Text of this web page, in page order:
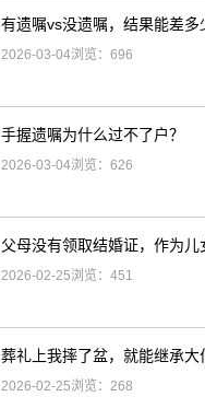
有遗嘱vs没遗嘱，结果能差多
2026-03-04浏览：696
手握遗嘱为什么过不了户？
2026-03-04浏览：626
2026-02-25浏览：451
葬礼上我摔了盆，就能继承大
2026-02-25浏览：268